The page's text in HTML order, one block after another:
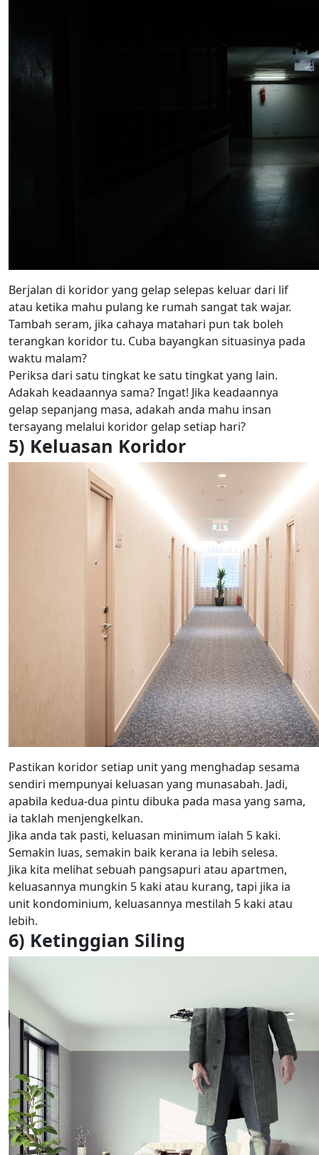
Berjalan di koridor yang gelap selepas keluar dari lif
atau ketika mahu pulang ke rumah sangat tak wajar.
Tambah seram, jika cahaya matahari pun tak boleh
terangkan koridor tu. Cuba bayangkan situasinya pada
waktu malam?
Periksa dari satu tingkat ke satu tingkat yang lain.
Adakah keadaannya sama? Ingat! Jika keadaannya
gelap sepanjang masa, adakah anda mahu insan
tersayang melalui koridor gelap setiap hari?
5) Keluasan Koridor
Pastikan koridor setiap unit yang menghadap sesama
sendiri mempunyai keluasan yang munasabah. Jadi,
apabila kedua-dua pintu dibuka pada masa yang sama,
ia taklah menjengkelkan.
Jika anda tak pasti, keluasan minimum ialah 5 kaki.
Semakin luas, semakin baik kerana ia lebih selesa.
Jika kita melihat sebuah pangsapuri atau apartmen,
keluasannya mungkin 5 kaki atau kurang, tapi jika ia
unit kondominium, keluasannya mestilah 5 kaki atau
lebih.
6) Ketinggian Siling